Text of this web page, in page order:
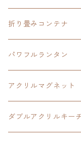
閃の軌跡Ⅳ
黎の軌跡Ⅱ
碧の軌跡：改
閃の軌跡Ⅲ
軌跡シリーズ20周年
40周年記念
ワイヤレス充電スマ
黎の軌跡
折り畳みコンテナ
黎の軌跡Ⅱ
イースⅧ
イースⅩ
パワフルランタン
創の軌跡
アクリルマグネット
創の軌跡
ダブルアクリルキー